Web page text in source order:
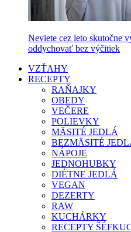
Neviete cez leto skutočne
oddychovať bez výčitiek
VZŤAHY
RECEPTY
RAŇAJKY
OBEDY
VEČERE
POLIEVKY
MÄSITÉ JEDLÁ
BEZMÄSITÉ
NÁPOJE
JEDNOHUBKY
DIÉTNE JEDLÁ
VEGAN
DEZERTY
RAW
KUCHÁRKY
RECEPTY